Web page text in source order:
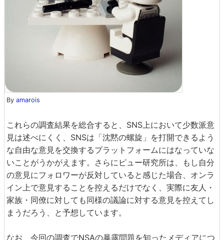
By amarois
これらの調査結果を総合すると、SNS上において少数派意
見は述べにくく、SNSは「沈黙の螺旋」を打開できるよう
な自由な意見を交換するプラットフォームにはなっていな
いことがうかがえます。さらにピュー研究所は、もし自分
の意見にフォロワーが反対していると感じた場合、オンラ
イン上で意見することを控えるだけでなく、実際に友人・
家族・同僚に対しても同様の議論に対する意見を控えてし
まうだろう、と予想しています。
なお、今回の調査でNSAの暴露問題を知ったメディアにつ